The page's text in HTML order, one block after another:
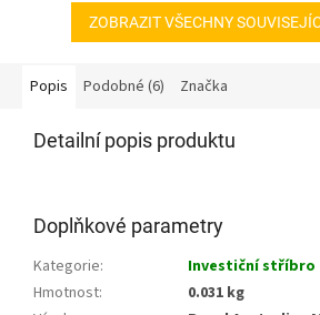
ZOBRAZIT VŠECHNY
Popis Podobné (6) Značka
Detailní popis produktu
Doplňkové parametry
Kategorie:
Investiční stříbro
Hmotnost:
0.031 kg